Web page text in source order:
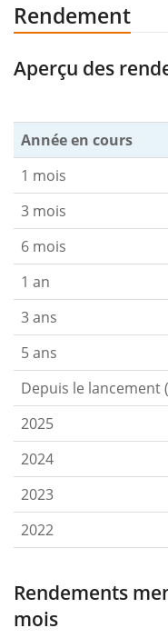
Rendement
Aperçu des
Année en cours
1 mois
3 mois
6 mois
1 an
3 ans
5 ans
Depuis le lancement
2025
2024
2023
2022
Rendements
mois